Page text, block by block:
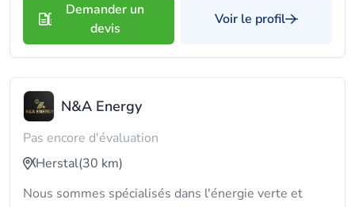
Demander un
devis
Voir le profil
N&A Energy
Pas encore d'évaluation
Herstal(30 km)
Nous sommes spécialisés dans l'énergie verte et